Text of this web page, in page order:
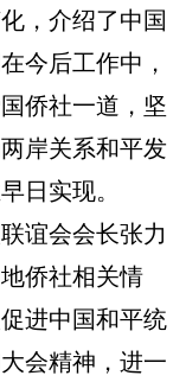
，介绍了中国
今后工作中，
侨社一道，坚
岸关系和平发
日实现。
谊会会长张力
侨社相关情
进中国和平统
会精神，进一